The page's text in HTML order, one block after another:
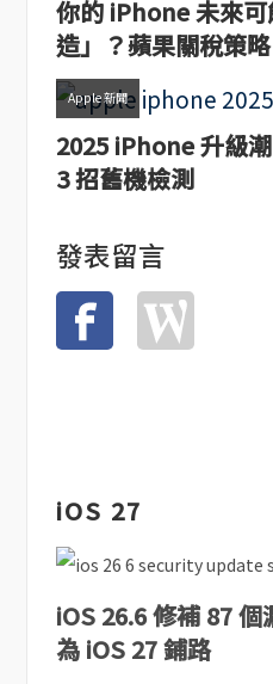
你的 iPhone 未來
造」？蘋果關稅策略
Apple 新聞
2025 iPhone 升級
3 招舊機檢測
發表留言
iOS 27
iOS 26.6 修補 87
為 iOS 27 鋪路